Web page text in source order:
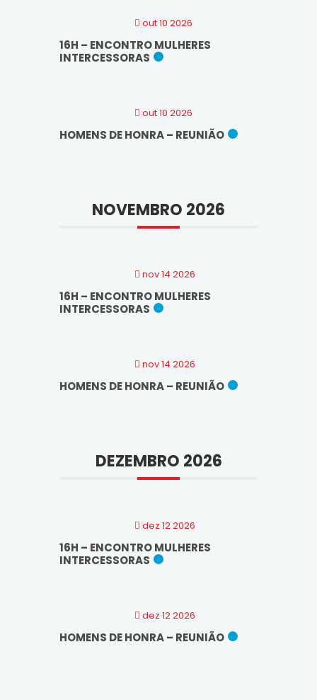
out 10 2026
16H – ENCONTRO MULHERES
INTERCESSORAS
out 10 2026
HOMENS DE HONRA – REUNIÃO
NOVEMBRO 2026
nov 14 2026
16H – ENCONTRO MULHERES
INTERCESSORAS
nov 14 2026
HOMENS DE HONRA – REUNIÃO
DEZEMBRO 2026
dez 12 2026
16H – ENCONTRO MULHERES
INTERCESSORAS
dez 12 2026
HOMENS DE HONRA – REUNIÃO